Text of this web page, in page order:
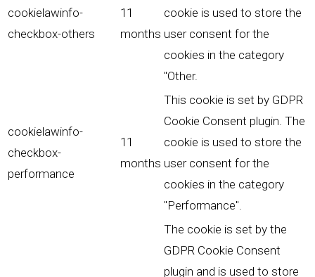
cookielawinfo-
checkbox-others
11
months
cookie is used to store the
user consent for the
cookies in the category
"Other.
cookielawinfo-
checkbox-
performance
11
months
This cookie is set by GDPR
Cookie Consent plugin. The
cookie is used to store the
user consent for the
cookies in the category
"Performance".
The cookie is set by the
GDPR Cookie Consent
plugin and is used to store